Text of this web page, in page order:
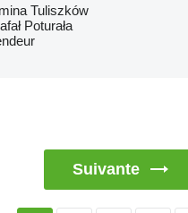
Tuliszków
Poturała
Suivante